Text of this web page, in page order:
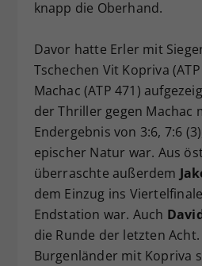
knapp die Oberhand.
Davor hatte Erler mit
Tschechen Vit Kopriva
Machac (ATP 471)
der Thriller gegen Machac
Endergebnis von 3:6, 7:6
epischer Natur war. Aus
überraschte außerdem
dem Einzug ins
Endstation war. Auch
die Runde der letzten
Burgenländer mit Kopriva
Zweck
zufällig
historische
vorgenommen
Webseiten-
hat.